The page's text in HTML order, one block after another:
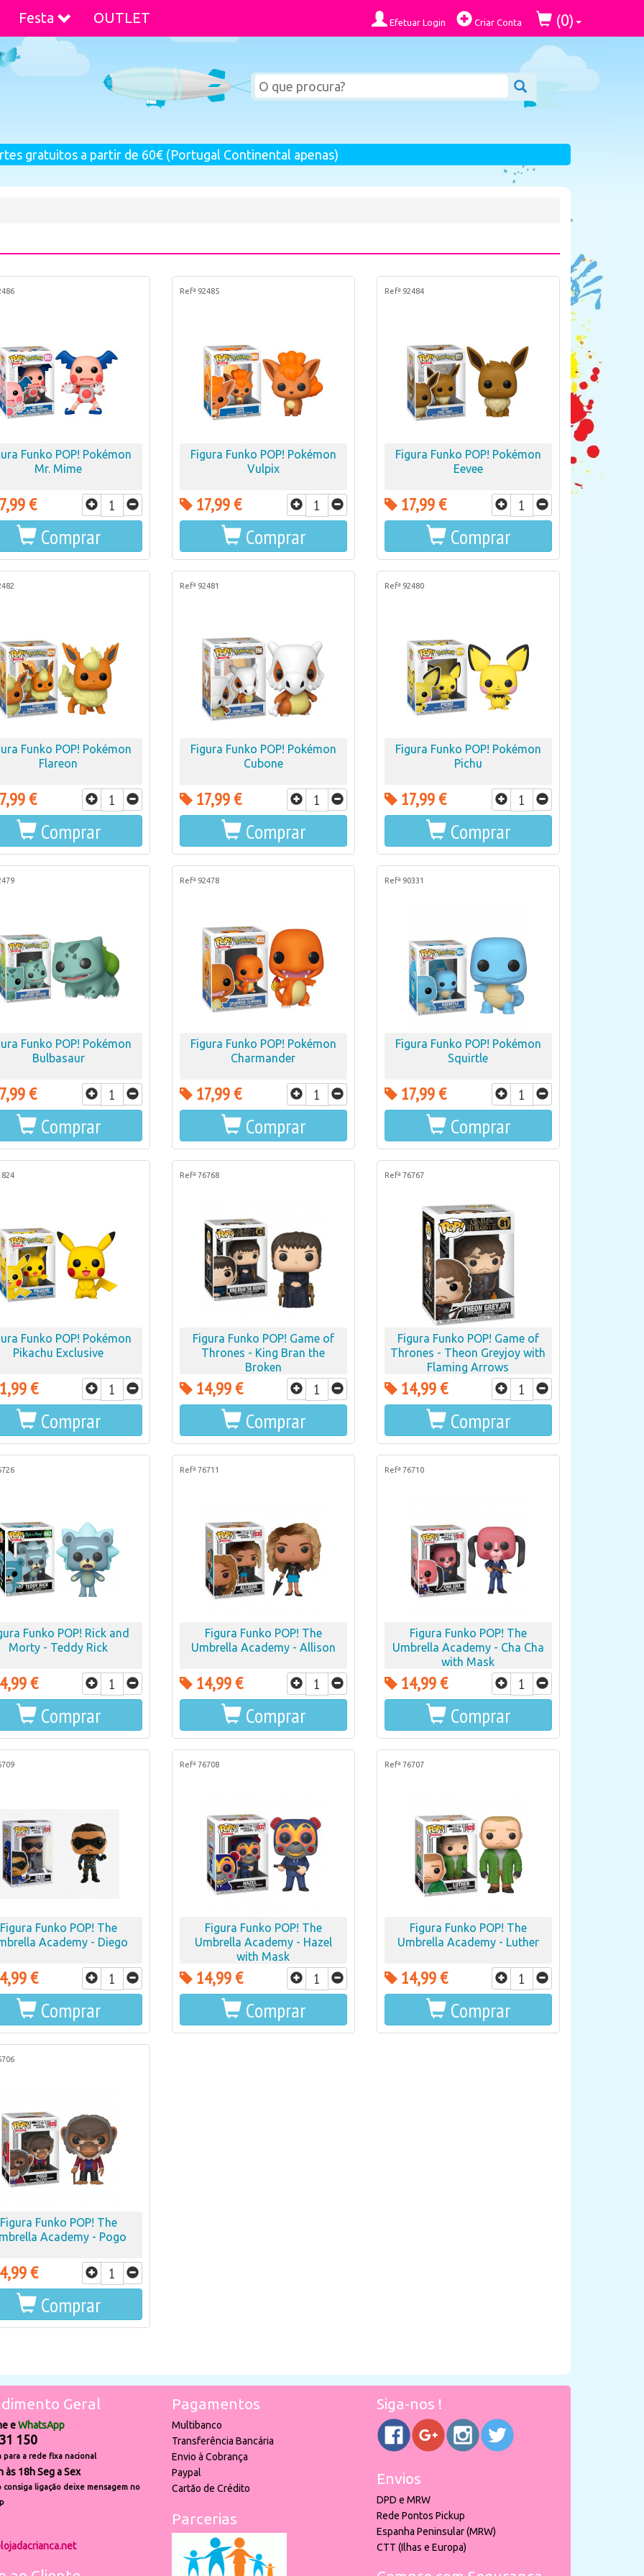
Festa OUTLET Efetuar Login Criar Conta (0)
gratuitos a partir de 60€ (Portugal Continental apenas)
Funko POP! Pokémon
Mr. Mime
€
Comprar
Refª 92485
Figura Funko POP! Pokémon
Vulpix
17,99 €
Comprar
Refª 92484
Figura Funko POP! Pokémon
Eevee
17,99 €
Comprar
Funko POP! Pokémon
Flareon
€
Comprar
Refª 92481
Figura Funko POP! Pokémon
Cubone
17,99 €
Comprar
Refª 92480
Figura Funko POP! Pokémon
Pichu
17,99 €
Comprar
Funko POP! Pokémon
Bulbasaur
€
Comprar
Refª 92478
Figura Funko POP! Pokémon
Charmander
17,99 €
Comprar
Refª 90331
Figura Funko POP! Pokémon
Squirtle
17,99 €
Comprar
Funko POP! Pokémon
Pikachu Exclusive
€
Comprar
Refª 76768
Figura Funko POP! Game of
Thrones - King Bran the
Broken
14,99 €
Comprar
Refª 76767
Figura Funko POP! Game of
Thrones - Theon Greyjoy with
Flaming Arrows
14,99 €
Comprar
Funko POP! Rick and
Morty - Teddy Rick
€
Comprar
Refª 76711
Figura Funko POP! The
Umbrella Academy - Allison
14,99 €
Comprar
Refª 76710
Figura Funko POP! The
Umbrella Academy - Cha Cha
with Mask
14,99 €
Comprar
Figura Funko POP! The
Academy - Diego
€
Comprar
Refª 76708
Figura Funko POP! The
Umbrella Academy - Hazel
with Mask
14,99 €
Comprar
Refª 76707
Figura Funko POP! The
Umbrella Academy - Luther
14,99 €
Comprar
Figura Funko POP! The
Academy - Pogo
€
Comprar
Geral
eWhatsApp
150
para a rede fixa nacional
às 18h Seg a Sex
consiga ligação deixe mensagem no
Pagamentos
Multibanco
Transferência Bancária
Envio à Cobrança
Paypal
Cartão de Crédito
Parcerias
Siga-nos !
Envios
DPD e MRW
Rede Pontos Pickup
Espanha Peninsular (MRW)
CTT (Ilhas e Europa)